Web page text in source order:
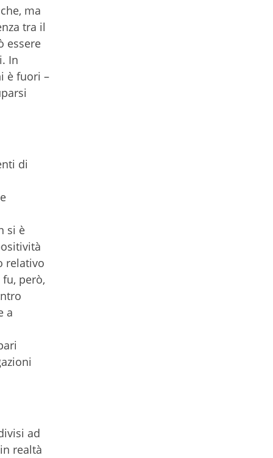
ma
tra il
essere
In
è fuori –
di
si è
relativo
però,
a
ad
realtà